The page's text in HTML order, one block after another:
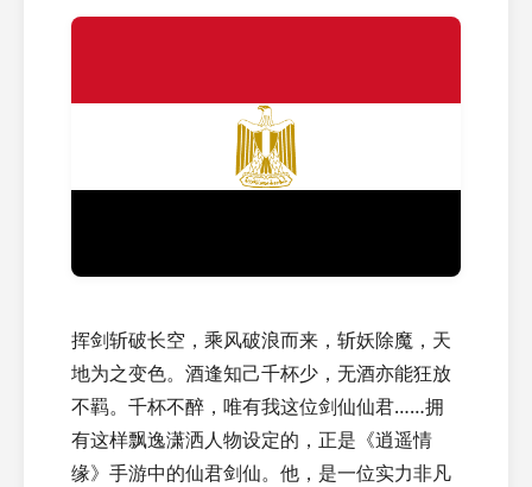
挥剑斩破长空，乘风破浪而来，斩妖除魔，天
地为之变色。酒逢知己千杯少，无酒亦能狂放
不羁。千杯不醉，唯有我这位剑仙仙君……拥
有这样飘逸潇洒人物设定的，正是《逍遥情
缘》手游中的仙君剑仙。他，是一位实力非凡